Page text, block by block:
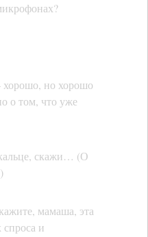
хорошо, но хорошо
о том, что уже
скажи… (О
мамаша, эта
спроса и